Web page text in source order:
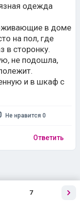
одежда
в доме
на пол, где
в сторонку.
не подошла,
и в шкаф с
Не нравится 0
Ответить
7